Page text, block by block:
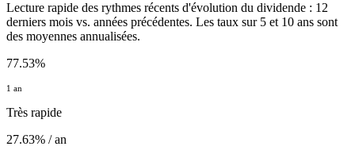
Lecture rapide des rythmes récents d'évolution du dividende : 12
derniers mois vs. années précédentes. Les taux sur 5 et 10 ans sont
des moyennes annualisées.
77.53%
1 an
Très rapide
27.63% / an